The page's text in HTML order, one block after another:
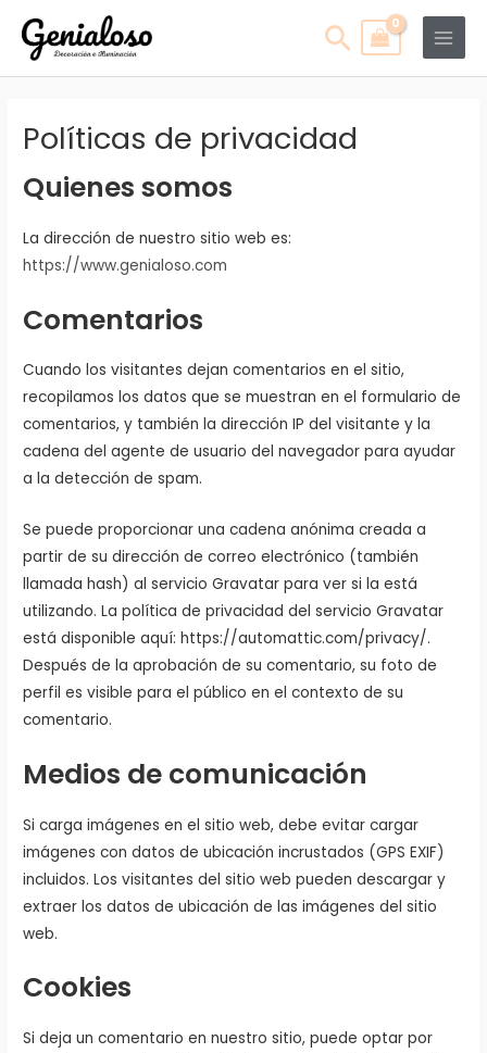
contenido
Buscar
Main
Políticas de privacidad
Quienes somos
La dirección de nuestro sitio web es:
https://www.genialoso.com
Comentarios
Cuando los visitantes dejan comentarios en el sitio,
recopilamos los datos que se muestran en el formulario de
comentarios, y también la dirección IP del visitante y la
cadena del agente de usuario del navegador para ayudar
a la detección de spam.
Se puede proporcionar una cadena anónima creada a
partir de su dirección de correo electrónico (también
llamada hash) al servicio Gravatar para ver si la está
utilizando. La política de privacidad del servicio Gravatar
está disponible aquí: https://automattic.com/privacy/.
Después de la aprobación de su comentario, su foto de
perfil es visible para el público en el contexto de su
comentario.
Medios de comunicación
Si carga imágenes en el sitio web, debe evitar cargar
imágenes con datos de ubicación incrustados (GPS EXIF)
incluidos. Los visitantes del sitio web pueden descargar y
extraer los datos de ubicación de las imágenes del sitio
web.
Cookies
Si deja un comentario en nuestro sitio, puede optar por